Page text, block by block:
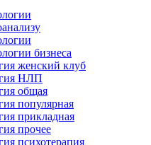
бизнеса
женский клуб
НЛП
общая
популярная
прикладная
прочее
психотерапия